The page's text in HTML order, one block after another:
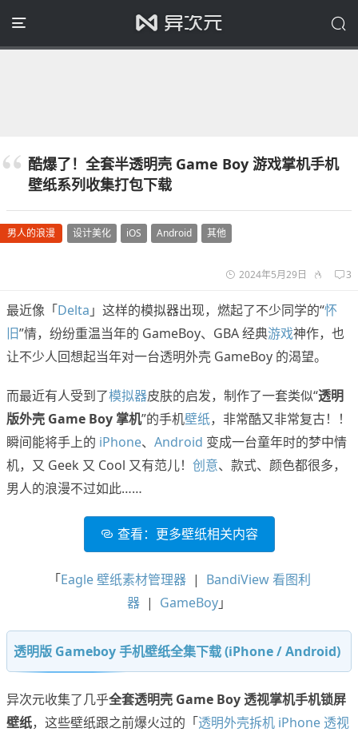
酷爆了！全套半透明壳 Game Boy 游戏掌机手机
壁纸系列收集打包下载
男人的浪漫 设计美化 iOS Android 其他
2024年5月29日 3
最近像「Delta 」这样的模拟器出现，燃起了不少同学的“怀
旧”情，纷纷重温当年的 GameBoy、GBA 经典游戏神作，也
让不少人回想起当年对一台透明外壳 GameBoy 的渴望。
而最近有人受到了模拟器皮肤的启发，制作了一套类似“透明
版外壳 Game Boy 掌机”的手机壁纸，非常酷又非常复古！！
瞬间能将手上的 iPhone、 Android 变成一台童年时的梦中情
机，又 Geek 又 Cool 又有范儿！ 创意、款式、颜色都很多，
男人的浪漫不过如此……
查看：更多壁纸相关内容
「Eagle 壁纸素材管理器| BandiView 看图利
器 | GameBoy」
透明版 Gameboy 手机壁纸全集下载 (iPhone / Android)
异次元收集了几乎全套透明壳 Game Boy 透视掌机手机锁屏
壁纸，这些壁纸跟之前爆火过的「透明外壳拆机 iPhone 透视